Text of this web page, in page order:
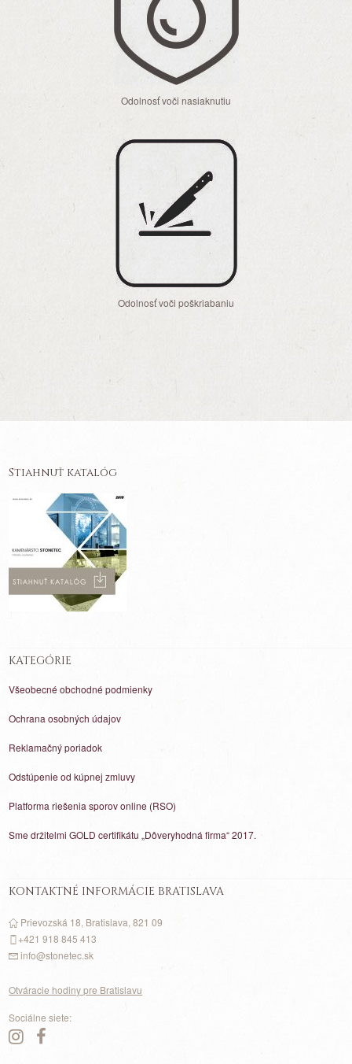
Odolnosť voči nasiaknutiu
Odolnosť voči poškriabaniu
Stiahnuť katalóg
KATEGÓRIE
Všeobecné obchodné podmienky
Ochrana osobných údajov
Reklamačný poriadok
Odstúpenie od kúpnej zmluvy
Platforma riešenia sporov online (RSO)
Sme držitelmi GOLD certifikátu „Dôveryhodná firma“ 2017.
KONTAKTNÉ INFORMÁCIE BRATISLAVA
Prievozská 18, Bratislava, 821 09
+421 918 845 413
info@stonetec.sk
Otváracie hodiny pre Bratislavu
Sociálne siete: